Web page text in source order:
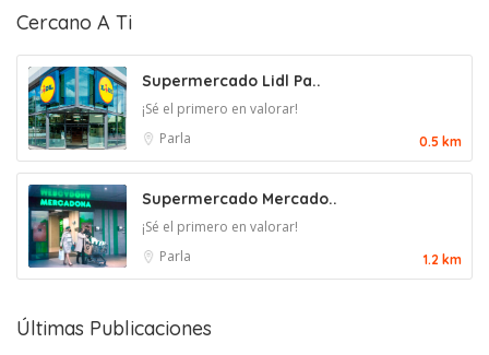
Cercano A Ti
Supermercado Lidl Pa..
¡Sé el primero en valorar!
Parla
0.5 km
Supermercado Mercado..
¡Sé el primero en valorar!
Parla
1.2 km
Últimas Publicaciones